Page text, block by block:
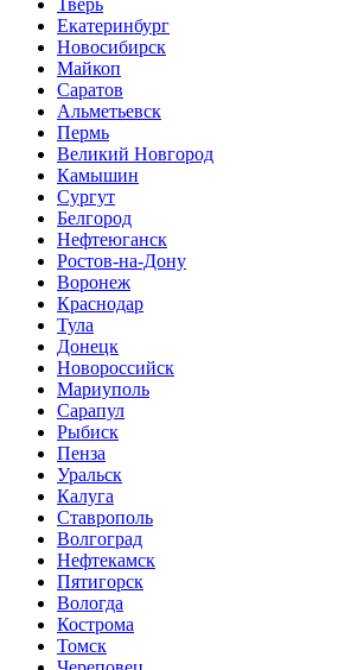
Тверь
Екатеринбург
Новосибирск
Майкоп
Саратов
Альметьевск
Пермь
Великий Новгород
Камышин
Сургут
Белгород
Нефтеюганск
Ростов-на-Дону
Воронеж
Краснодар
Тула
Донецк
Новороссийск
Мариуполь
Сарапул
Рыбиск
Пенза
Уральск
Калуга
Ставрополь
Волгоград
Нефтекамск
Пятигорск
Вологда
Кострома
Томск